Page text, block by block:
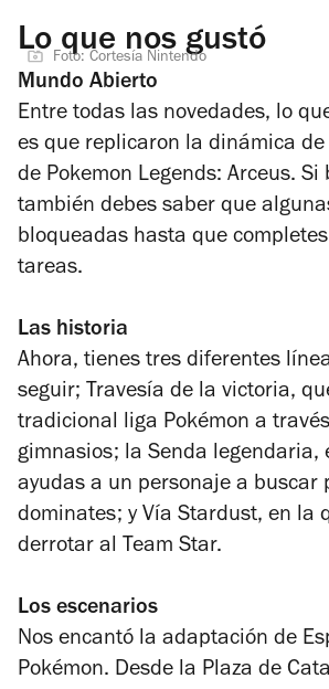
Lo que nos gustó
Foto: Cortesía Nintendo
Mundo Abierto
Entre todas las novedades, lo
es que replicaron la dinámica
de Pokemon Legends: Arceus. Si
también debes saber que
bloqueadas hasta que
tareas.
Las historia
Ahora, tienes tres diferentes
seguir; Travesía de la victoria,
tradicional liga Pokémon a
gimnasios; la Senda legendaria,
ayudas a un personaje a buscar
dominates; y Vía Stardust, en la
derrotar al Team Star.
Los escenarios
Nos encantó la adaptación de
Pokémon. Desde la Plaza de